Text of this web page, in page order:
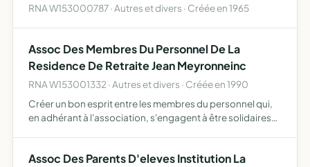
RNA W153000787 · Autres et divers · Créée en 1965
Assoc Des Membres Du Personnel De La
Residence De Retraite Jean Meyronneinc
RNA W153001332 · Autres et divers · Créée en 1990
Créer un bon esprit entre les membres du personnel qui,
en adhérant à l'association, s'engagent à être solidaires
Assoc Des Parents D'eleves Institution La